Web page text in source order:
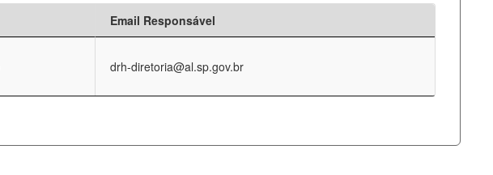
Email Responsável
drh-diretoria@al.sp.gov.br